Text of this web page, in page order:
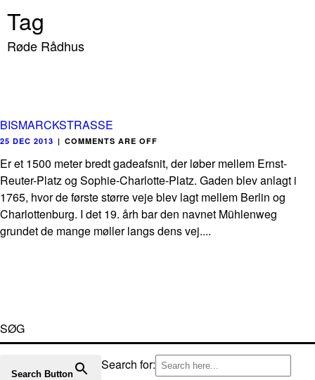
Tag
Røde Rådhus
BISMARCKSTRASSE
25 DEC 2013 | COMMENTS ARE OFF
Er et 1500 meter bredt gadeafsnit, der løber mellem Ernst-
Reuter-Platz og Sophie-Charlotte-Platz. Gaden blev anlagt i
1765, hvor de første større veje blev lagt mellem Berlin og
Charlottenburg. I det 19. årh bar den navnet Mühlenweg
grundet de mange møller langs dens vej....
SØG
Search for:
Search Button